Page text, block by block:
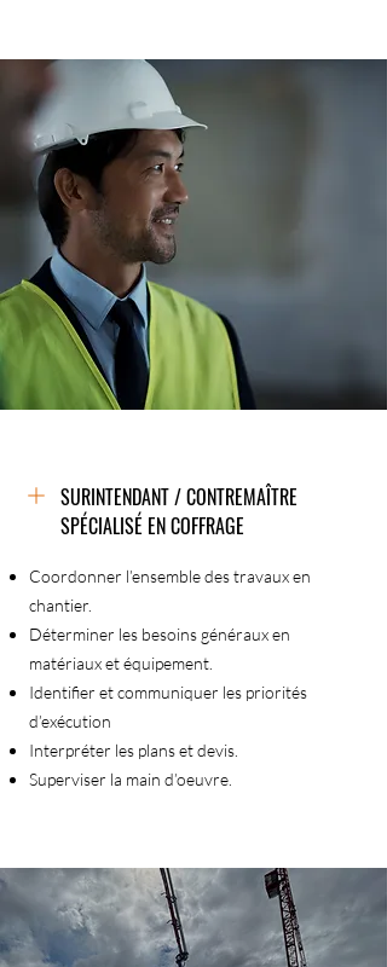
SURINTENDANT / CONTREMAÎTRE
SPÉCIALISÉ EN COFFRAGE
Coordonner l’ensemble des travaux en
chantier.
Déterminer les besoins généraux en
matériaux et équipement.
Identifier et communiquer les priorités
d’exécution
Interpréter les plans et devis.
Superviser la main d’oeuvre.